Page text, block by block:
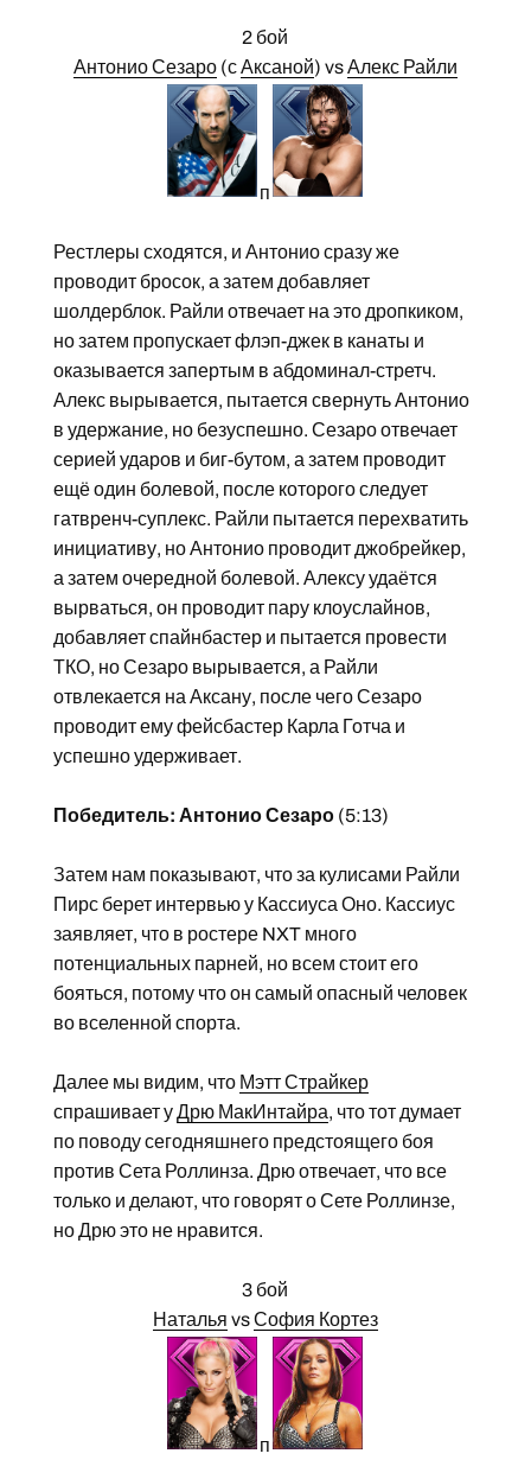
2 бой
Антонио Сезаро(сАксаной) vsАлекс Райли
п
Рестлеры сходятся, и Антонио сразу же
проводит бросок, а затем добавляет
шолдерблок. Райли отвечает на это дропкиком,
но затем пропускает флэп-джек в канаты и
оказывается запертым в абдоминал-стретч.
Алекс вырывается, пытается свернуть Антонио
в удержание, но безуспешно. Сезаро отвечает
серией ударов и биг-бутом, а затем проводит
ещё один болевой, после которого следует
гатвренч-суплекс. Райли пытается перехватить
инициативу, но Антонио проводит джобрейкер,
а затем очередной болевой. Алексу удаётся
вырваться, он проводит пару клоуслайнов,
добавляет спайнбастер и пытается провести
ТКО, но Сезаро вырывается, а Райли
отвлекается на Аксану, после чего Сезаро
проводит ему фейсбастер Карла Готча и
успешно удерживает.
Победитель: Антонио Сезаро(5:13)
Затем нам показывают, что за кулисами Райли
Пирс берет интервью у Кассиуса Оно. Кассиус
заявляет, что в ростере NXT много
потенциальных парней, но всем стоит его
бояться, потому что он самый опасный человек
во вселенной спорта.
Далее мы видим, что Мэтт Страйкер
спрашивает уДрю МакИнтайра, что тот думает
по поводу сегодняшнего предстоящего боя
против Сета Роллинза. Дрю отвечает, что все
только и делают, что говорят о Сете Роллинзе,
но Дрю это не нравится.
3 бой
Наталья vsСофия Кортез
п